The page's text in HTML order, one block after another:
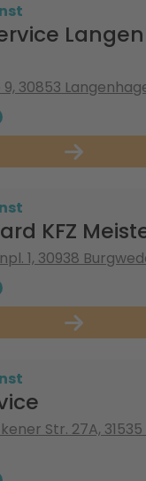
30853
KFZ
1, 30938
Str. 27A,